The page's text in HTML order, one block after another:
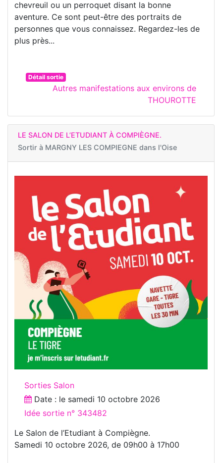
chevreuil ou un perroquet disant la bonne
aventure. Ce sont peut-être des portraits de
personnes que vous connaissez. Regardez-les de
plus près...
Détail sortie
Autres manifestations aux environs de
THOUROTTE
LE SALON DE L’ETUDIANT À COMPIÈGNE.
Sortir à MARGNY LES COMPIEGNE dans l'Oise
Sorties Salon
Date : le samedi 10 octobre 2026
Idée sortie n° 343482
Le Salon de l’Etudiant à Compiègne.
Samedi 10 octobre 2026, de 09h00 à 17h00